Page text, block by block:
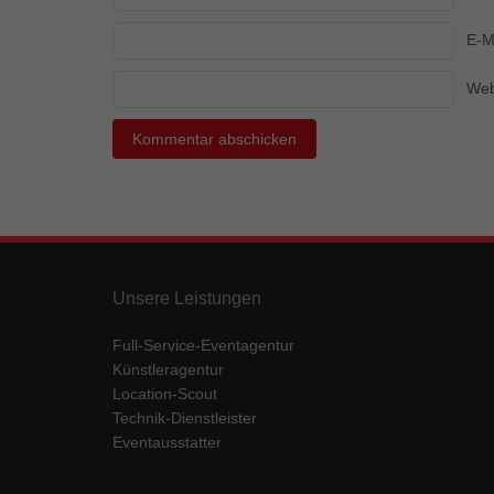
E-
Unsere Leistungen
Full-Service-Eventagentur
Künstleragentur
Location-Scout
Technik-Dienstleister
Eventausstatter